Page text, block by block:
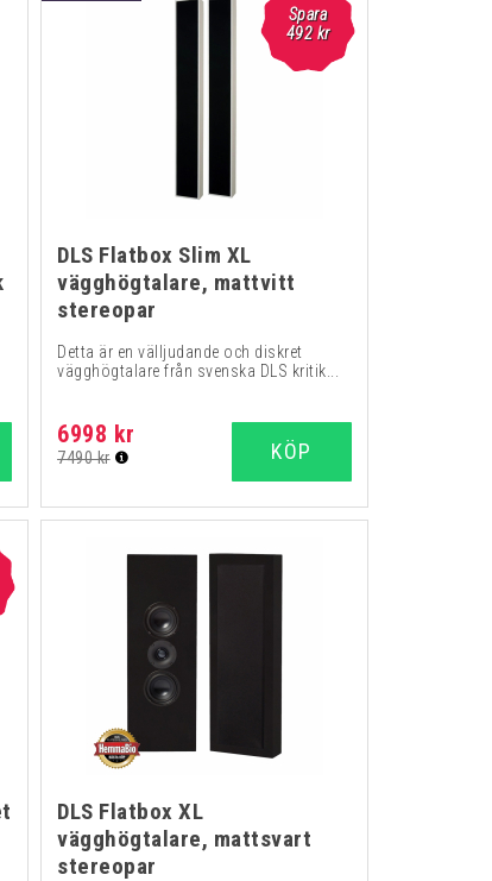
Spara
492kr
DLS Flatbox Slim XL
vägghögtalare, mattvitt
stereopar
Detta är en välljudande och diskret
vägghögtalare från svenska DLS kritik...
6998 kr
7490 kr KÖP
DLS Flatbox XL
vägghögtalare, mattsvart
stereopar